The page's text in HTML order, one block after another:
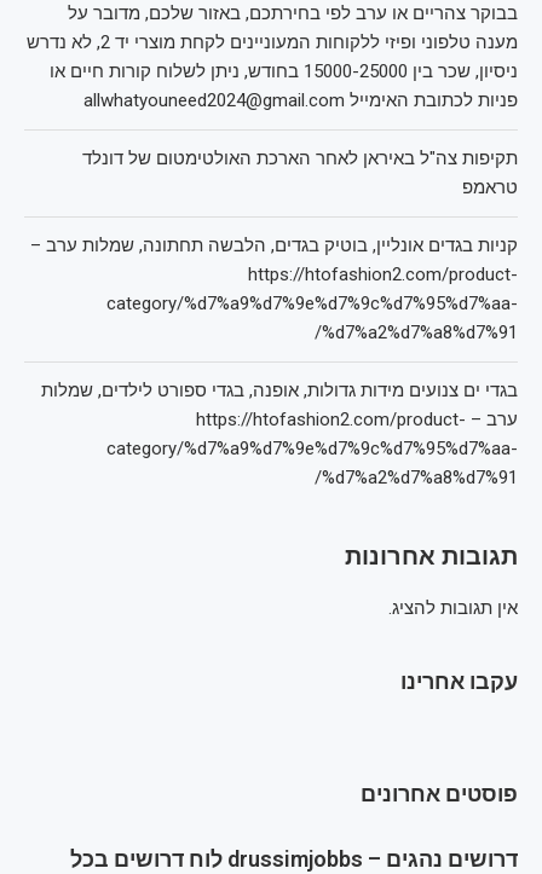
בבוקר צהריים או ערב לפי בחירתכם, באזור שלכם, מדובר על
מענה טלפוני ופיזי ללקוחות המעוניינים לקחת מוצרי יד 2, לא נדרש
ניסיון, שכר בין 15000-25000 בחודש, ניתן לשלוח קורות חיים או
פניות לכתובת האימייל allwhatyouneed2024@gmail.com
תקיפות צה"ל באיראן לאחר הארכת האולטימטום של דונלד
טראמפ
קניות בגדים אונליין, בוטיק בגדים, הלבשה תחתונה, שמלות ערב –
https://htofashion2.com/product-
category/%d7%a9%d7%9e%d7%9c%d7%95%d7%aa-
%d7%a2%d7%a8%d7%91/
בגדי ים צנועים מידות גדולות, אופנה, בגדי ספורט לילדים, שמלות
ערב – https://htofashion2.com/product-
category/%d7%a9%d7%9e%d7%9c%d7%95%d7%aa-
%d7%a2%d7%a8%d7%91/
תגובות אחרונות
אין תגובות להציג.
עקבו אחרינו
פוסטים אחרונים
דרושים נהגים – drussimjobbs לוח דרושים בכל